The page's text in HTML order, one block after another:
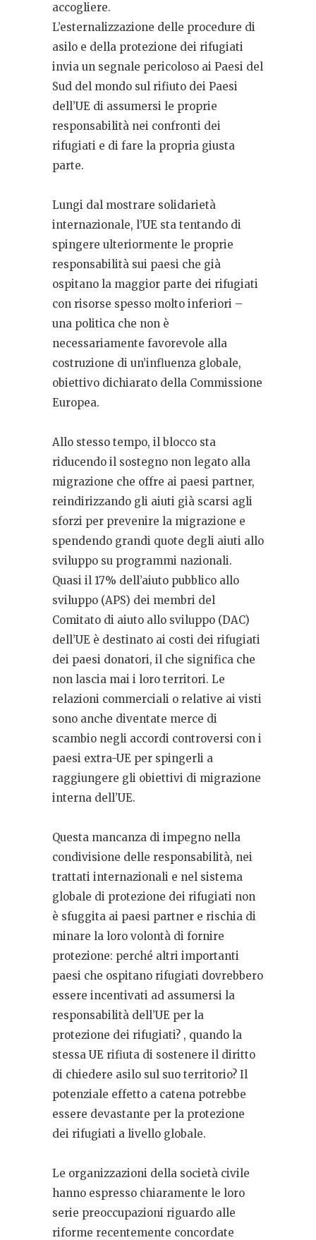
accogliere.
L’esternalizzazione delle procedure di
asilo e della protezione dei rifugiati
invia un segnale pericoloso ai Paesi del
Sud del mondo sul rifiuto dei Paesi
dell’UE di assumersi le proprie
responsabilità nei confronti dei
rifugiati e di fare la propria giusta
parte.
Lungi dal mostrare solidarietà
internazionale, l’UE sta tentando di
spingere ulteriormente le proprie
responsabilità sui paesi che già
ospitano la maggior parte dei rifugiati
con risorse spesso molto inferiori –
una politica che non è
necessariamente favorevole alla
costruzione di un’influenza globale,
obiettivo dichiarato della Commissione
Europea.
Allo stesso tempo, il blocco sta
riducendo il sostegno non legato alla
migrazione che offre ai paesi partner,
reindirizzando gli aiuti già scarsi agli
sforzi per prevenire la migrazione e
spendendo grandi quote degli aiuti allo
sviluppo su programmi nazionali.
Quasi il 17% dell’aiuto pubblico allo
sviluppo (APS) dei membri del
Comitato di aiuto allo sviluppo (DAC)
dell’UE è destinato ai costi dei rifugiati
dei paesi donatori, il che significa che
non lascia mai i loro territori. Le
relazioni commerciali o relative ai visti
sono anche diventate merce di
scambio negli accordi controversi con i
paesi extra-UE per spingerli a
raggiungere gli obiettivi di migrazione
interna dell’UE.
Questa mancanza di impegno nella
condivisione delle responsabilità, nei
trattati internazionali e nel sistema
globale di protezione dei rifugiati non
è sfuggita ai paesi partner e rischia di
minare la loro volontà di fornire
protezione: perché altri importanti
paesi che ospitano rifugiati dovrebbero
essere incentivati ​​ad assumersi la
responsabilità dell’UE per la
protezione dei rifugiati? , quando la
stessa UE rifiuta di sostenere il diritto
di chiedere asilo sul suo territorio? Il
potenziale effetto a catena potrebbe
essere devastante per la protezione
dei rifugiati a livello globale.
Le organizzazioni della società civile
hanno espresso chiaramente le loro
serie preoccupazioni riguardo alle
riforme recentemente concordate